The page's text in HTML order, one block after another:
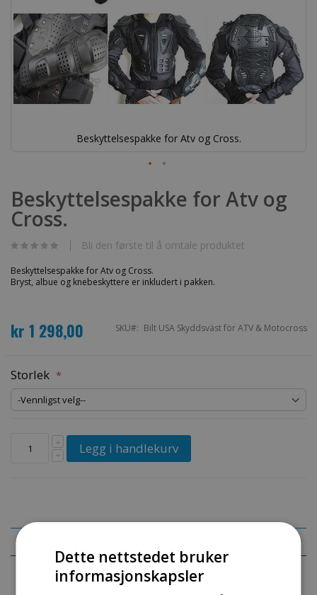
Beskyttelsespakke for Atv og Cross.
til
begynnelsen
av
bildegalleri
Beskyttelsespakke for Atv og
Cross.
Bli den første til å omtale produktet
Beskyttelsespakke for Atv og Cross.
Bryst, albue og knebeskyttere er inkludert i pakken.
kr 1 298,00 SKU Bilt USA Skyddsväst för ATV & Motocross
Storlek
Legg i handlekurv
Beskyttelsespakke for Atv og Cross.
Dette nettstedet bruker
informasjonskapsler